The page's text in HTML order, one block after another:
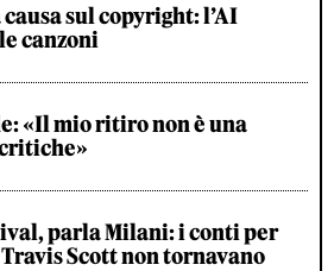
sul copyright: l’AI
canzoni
«Il mio ritiro non è una
parla Milani: i conti per
Scott non tornavano